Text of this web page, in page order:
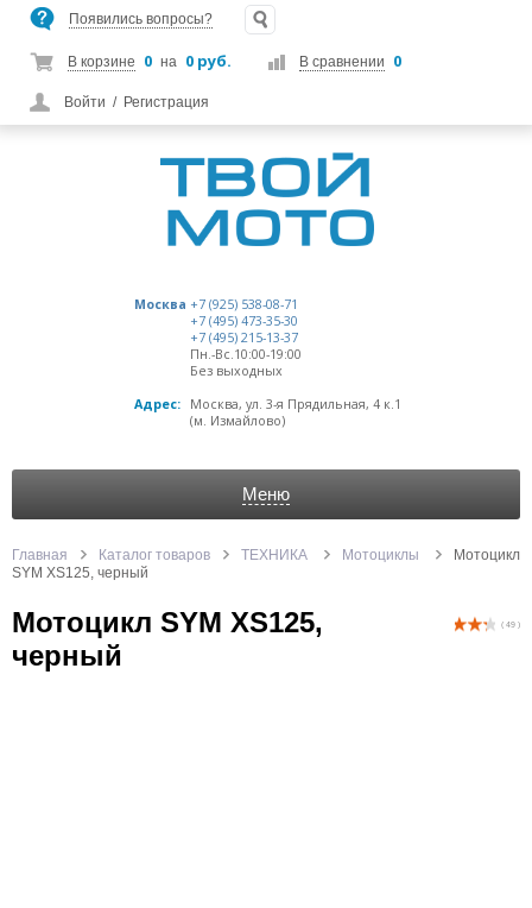
Появились вопросы?
В корзине 0 на 0 руб. В сравнении 0
Войти / Регистрация
Москва +7 (925) 538-08-71
+7 (495) 473-35-30
+7 (495) 215-13-37
Пн.-Вс.10:00-19:00
Без выходных
Адрес:
Москва, ул. 3-я Прядильная, 4 к.1
(м. Измайлово)
Меню
Главная Каталог товаров ТЕХНИКА Мотоциклы
Мотоцикл
SYM XS125, черный
Мотоцикл SYM XS125,
черный
( 49 )